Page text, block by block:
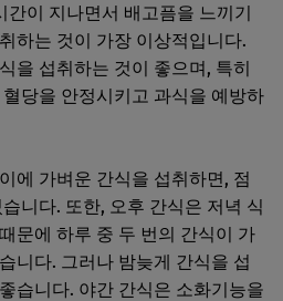
간이 지나면서 배고픔을 느끼기
하는 것이 가장 이상적입니다.
을 섭취하는 것이 좋으며, 특히
당을 안정시키고 과식을 예방하
에 가벼운 간식을 섭취하면, 점
니다. 또한, 오후 간식은 저녁 식
문에 하루 중 두 번의 간식이 가
니다. 그러나 밤늦게 간식을 섭
습니다. 야간 간식은 소화기능을